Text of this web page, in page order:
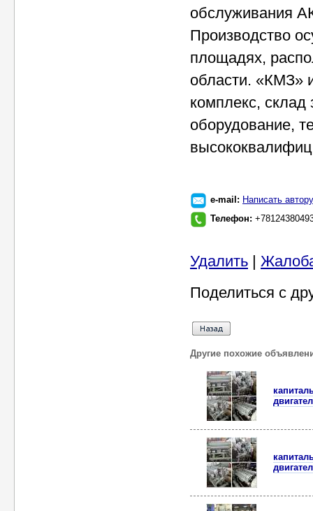
обслуживания
Производство
площадях,
области. «КМЗ»
комплекс, склад
оборудование,
e-mail: Написать автору
Телефон:
Удалить |
Поделиться с
Другие похожие